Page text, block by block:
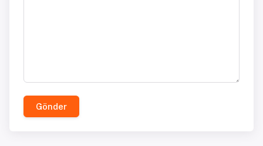
Gönder